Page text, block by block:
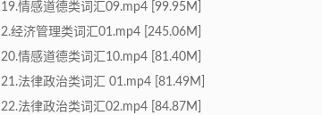
19.情感道德类词汇09.mp4 [99.95M]
2.经济管理类词汇01.mp4 [245.06M]
20.情感道德类词汇10.mp4 [81.40M]
21.法律政治类词汇 01.mp4 [81.49M]
22.法律政治类词汇02.mp4 [84.87M]